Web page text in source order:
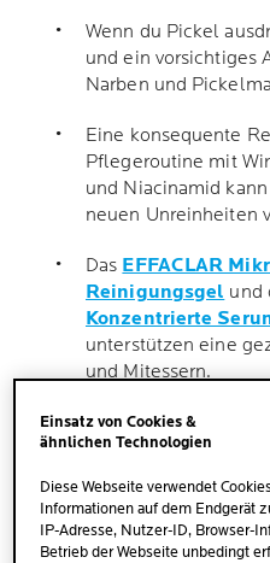
Wenn du Pickel
und ein vorsichtiges
Narben und
Eine konsequente
Pflegeroutine mit
und Niacinamid
neuen Unreinheiten
Das EFFACLAR
Reinigungsgel und
Konzentrierte
unterstützen eine
und Mitessern.
Der tägliche
EFFACLAR DUO (+)
fettige Haut, um sie
bewahren.
Einsatz von Cookies &
ähnlichen Technologien
Diese Webseite verwendet
Informationen auf dem Endgerät
IP-Adresse, Nutzer-ID, Browser-
Betrieb der Webseite unbedingt